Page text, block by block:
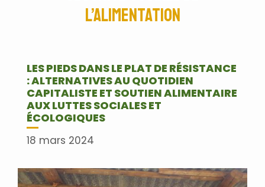
l’alimentation
LES PIEDS DANS LE PLAT DE RÉSISTANCE
: ALTERNATIVES AU QUOTIDIEN
CAPITALISTE ET SOUTIEN ALIMENTAIRE
AUX LUTTES SOCIALES ET
ÉCOLOGIQUES
18 mars 2024